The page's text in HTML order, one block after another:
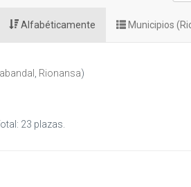
Alfabéticamente Municipios
Rionansa)
23 plazas.